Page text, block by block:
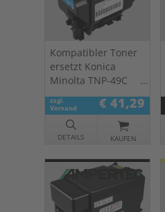
Kompatibler Toner
ersetzt Konica
Minolta TNP-49C
cyan
zzgl.
Versand
€ 41,29
DETAILS KAUFEN